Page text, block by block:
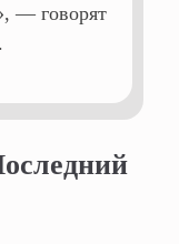
— говорят